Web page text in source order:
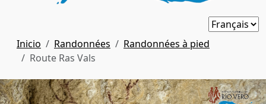
Inicio Randonnées
Randonnées à pied
Route Ras Vals